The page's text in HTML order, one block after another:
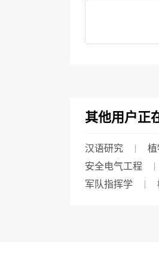
其他用户正
汉语研究 植
安全电气工程
军队指挥学